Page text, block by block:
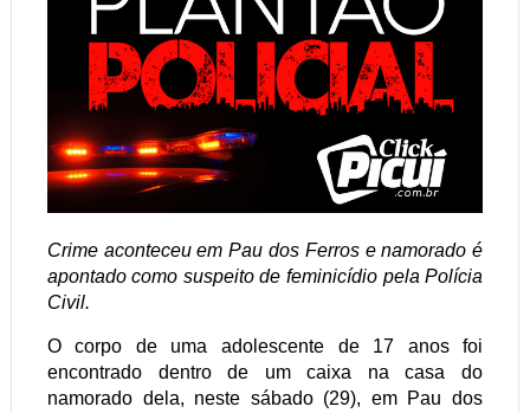
Crime aconteceu em Pau dos Ferros e namorado é
apontado como suspeito de feminicídio pela Polícia
Civil.
O corpo de uma adolescente de 17 anos foi
encontrado dentro de um caixa na casa do
namorado dela, neste sábado (29), em Pau dos